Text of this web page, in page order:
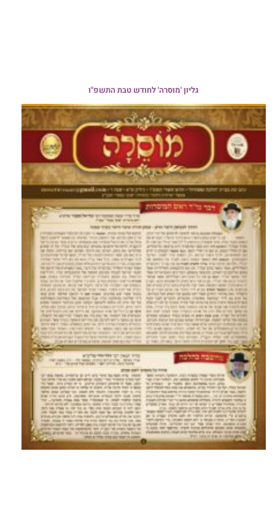
גליון 'מוסרה' לחודש טבת התשפ"ו